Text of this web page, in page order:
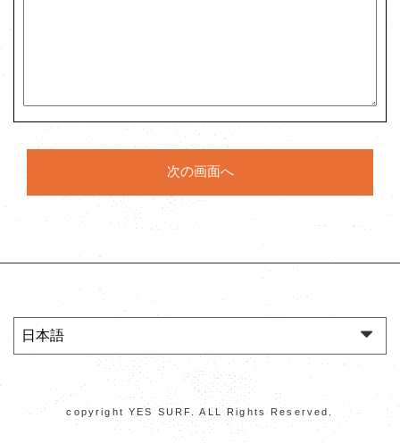
copyright YES SURF. ALL Rights Reserved.